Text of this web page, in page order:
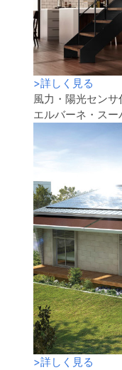
>詳しく見る
風力・陽光セン
エルバーネ・スー
>詳しく見る